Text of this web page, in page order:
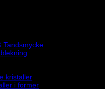
Tandsmycke
kristaller
i former